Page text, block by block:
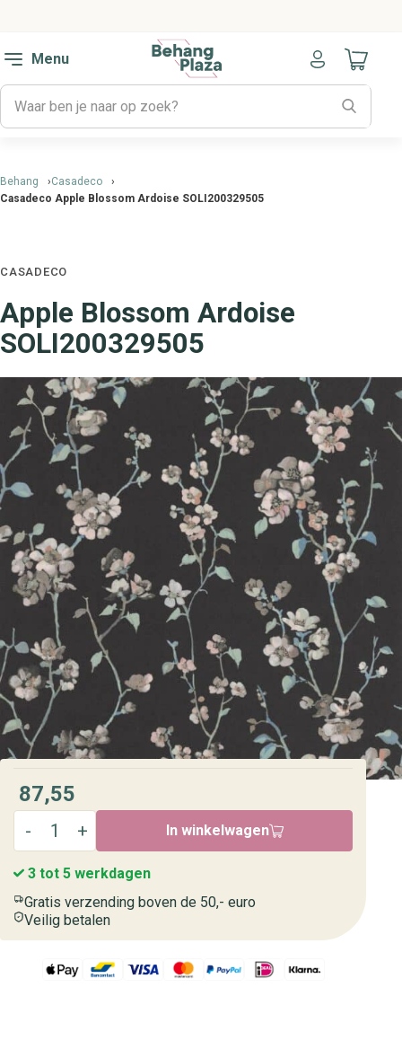
Menu
Naar
Behang
Casadeco
Casadeco Apple Blossom Ardoise SOLI200329505
CASADECO
Apple Blossom Ardoise
SOLI200329505
87,55
In winkelwagen
3 tot 5 werkdagen
Gratis verzending boven de 50,- euro
Veilig betalen